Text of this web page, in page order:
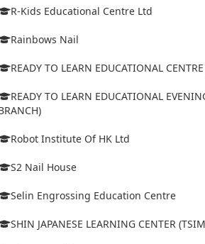
R-Kids Educational Centre Ltd
Rainbows Nail
READY TO LEARN EDUCATIONAL
READY TO LEARN EDUCATIONAL
Robot Institute Of HK Ltd
S2 Nail House
Selin Engrossing Education Centre
SHIN JAPANESE LEARNING CENTER